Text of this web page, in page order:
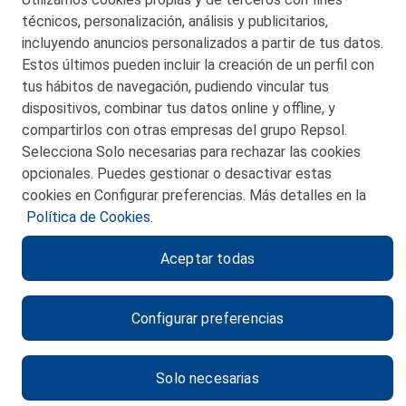
CONTACTO
MAPA WEB
POLITICA DE PRIVACIDAD
POLITICA DE COOKIES
CANAL DE ÉTICA
técnicos, personalización, análisis y publicitarios,
incluyendo anuncios personalizados a partir de tus datos.
Estos últimos pueden incluir la creación de un perfil con
tus hábitos de navegación, pudiendo vincular tus
dispositivos, combinar tus datos online y offline, y
compartirlos con otras empresas del grupo Repsol.
Selecciona Solo necesarias para rechazar las cookies
opcionales. Puedes gestionar o desactivar estas
cookies en Configurar preferencias. Más detalles en la
Política de Cookies.
Configurar preferencias
Solo necesarias
Aceptar todas